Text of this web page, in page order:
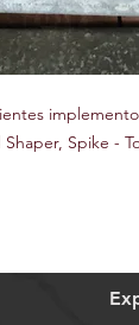
Spike -